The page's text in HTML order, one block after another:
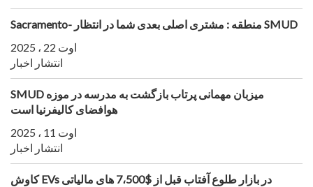
Sacramento- منطقه : مشتری اصلی بعدی شما در انتظار SMUD
اوت 22 ، 2025
انتشار اخبار
SMUD میزبان مهمانی پرتاب بازگشت به مدرسه در موزه
هوافضای کالیفرنیا است
اوت 11 ، 2025
انتشار اخبار
کاوش EVs در بازار طلوع آفتاب قبل از $7،500 های مالیاتی